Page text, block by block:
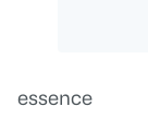
essence